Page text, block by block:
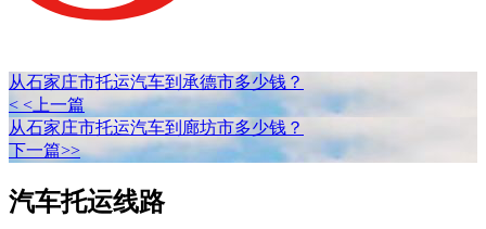
从石家庄市托运汽车到承德市多少钱？
< <上一篇
从石家庄市托运汽车到廊坊市多少钱？
下一篇>>
汽车托运线路